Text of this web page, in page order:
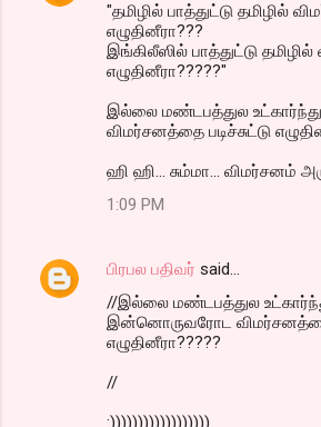
"தமிழில் பாத்துட்டு தமிழில்
எழுதினீரா???
இங்கிலீஸில் பாத்துட்டு
எழுதினீரா?????"
இல்லை மண்டபத்துல
விமர்சனத்தை படிச்சுட்டு
ஹி ஹி... சும்மா... விமர்சனம்
1:09 PM
பிரபல பதிவர் said…
//இல்லை மண்டபத்துல
இன்னொருவரோட விமர்சனத்தை
எழுதினீரா?????
//